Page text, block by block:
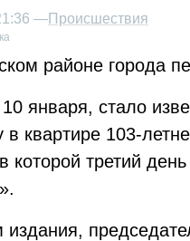
—Происшествия
районе города
января, стало
в квартире 103-
которой третий